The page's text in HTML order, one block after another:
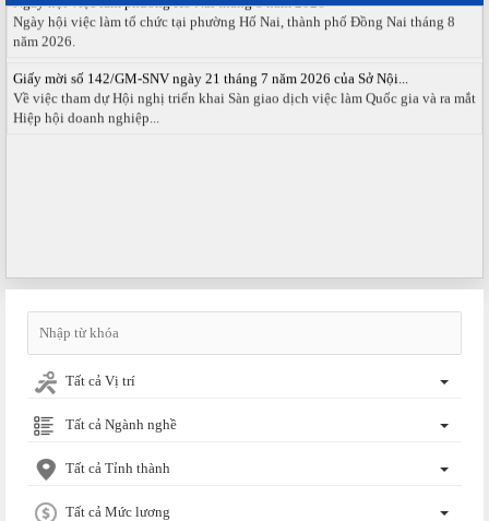
Ngày hội việc làm tổ chức tại phường Hố Nai, thành phố Đồng Nai tháng 8
năm 2026.
Về việc tham dự Hội nghị triển khai Sàn giao dịch việc làm Quốc gia và ra mắt
Hiệp hội doanh nghiệp...
Tất cả Vị trí
Tất cả Ngành nghề
Tất cả Tỉnh thành
Tất cả Mức lương